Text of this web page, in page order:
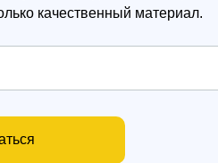
качественный материал.